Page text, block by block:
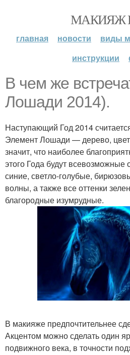
МАКИЯЖ
главная новости виды
инструкции
В чем же
Лошади 2014).
Наступающий Год 2014
Элемент Лошади — дерево,
значит, что наиболее
этого Года будут всевозможные
синие, светло-голубые,
волны, а также все оттенки
благородные изумрудные.
В макияже предпочтительнее
Акцентом можно сделать один
подвижного века, в точности